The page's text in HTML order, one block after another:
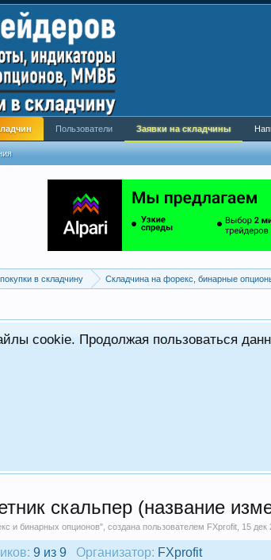
в складчину Складчина на форекс, бинарные
cookie. Продолжая пользоваться
скальпер (название
и бинарных опционов", создана пользователем FXprofit 15 дек
9 из 9 Организатор: FXprofit
Пользователи Заявки на складчины